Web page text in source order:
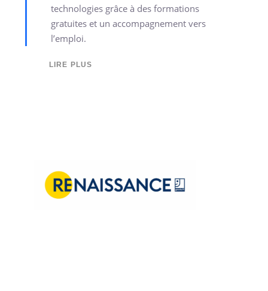
technologies grâce à des formations
gratuites et un accompagnement vers
l’emploi.
LIRE PLUS